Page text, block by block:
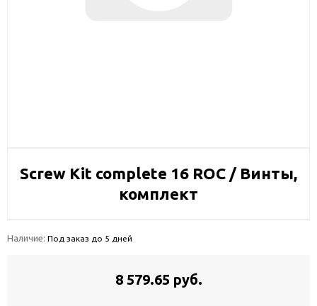
Screw Kit complete 16 ROC / Винты,
комплект
Наличие: Под заказ до 5 дней
8 579.65 руб.